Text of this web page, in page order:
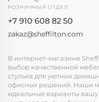
РОЗНИЧНЫЙ ОТДЕЛ
+7 910 608 82 50
zakaz@sheffilton.com
В интернет-магазине
выбор качественной
стульев для уютных
офисных решений. Наши
идеальные варианты вашу